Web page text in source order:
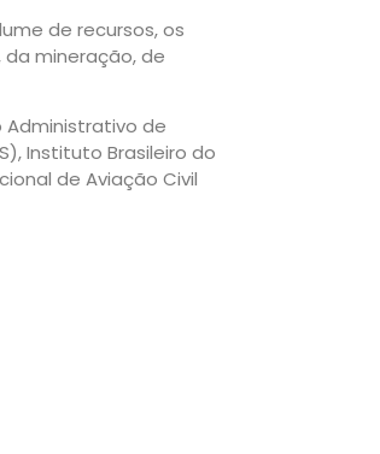
de recursos, os
mineração, de
Administrativo de
Instituto Brasileiro do
de Aviação Civil